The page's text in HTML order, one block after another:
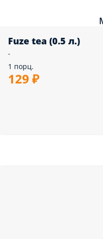
Fuze tea (0.5 л.)
-
1 порц.
129 ₽